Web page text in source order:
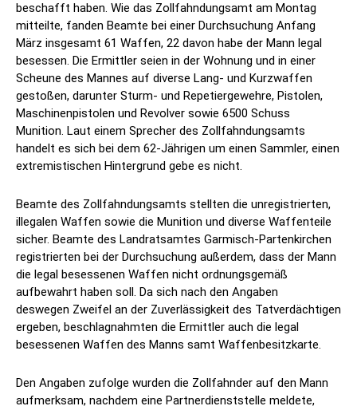
beschafft haben. Wie das Zollfahndungsamt am Montag
mitteilte, fanden Beamte bei einer Durchsuchung Anfang
März insgesamt 61 Waffen, 22 davon habe der Mann legal
besessen. Die Ermittler seien in der Wohnung und in einer
Scheune des Mannes auf diverse Lang- und Kurzwaffen
gestoßen, darunter Sturm- und Repetiergewehre, Pistolen,
Maschinenpistolen und Revolver sowie 6500 Schuss
Munition. Laut einem Sprecher des Zollfahndungsamts
handelt es sich bei dem 62-Jährigen um einen Sammler, einen
extremistischen Hintergrund gebe es nicht.
Beamte des Zollfahndungsamts stellten die unregistrierten,
illegalen Waffen sowie die Munition und diverse Waffenteile
sicher. Beamte des Landratsamtes Garmisch-Partenkirchen
registrierten bei der Durchsuchung außerdem, dass der Mann
die legal besessenen Waffen nicht ordnungsgemäß
aufbewahrt haben soll. Da sich nach den Angaben
deswegen Zweifel an der Zuverlässigkeit des Tatverdächtigen
ergeben, beschlagnahmten die Ermittler auch die legal
besessenen Waffen des Manns samt Waffenbesitzkarte.
Den Angaben zufolge wurden die Zollfahnder auf den Mann
aufmerksam, nachdem eine Partnerdienststelle meldete,